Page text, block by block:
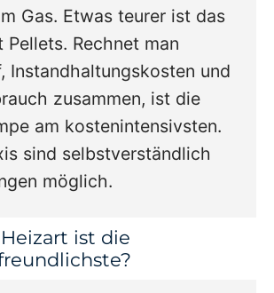
Gas. Etwas teurer ist das
Pellets. Rechnet man
Instandhaltungskosten und
zusammen, ist die
am kostenintensivsten.
sind selbstverständlich
möglich.
ist die